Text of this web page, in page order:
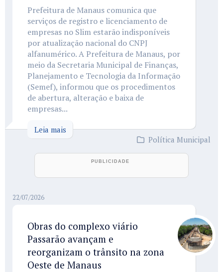
Prefeitura de Manaus comunica que
serviços de registro e licenciamento de
empresas no Slim estarão indisponíveis
por atualização nacional do CNPJ
alfanumérico. A Prefeitura de Manaus, por
meio da Secretaria Municipal de Finanças,
Planejamento e Tecnologia da Informação
(Semef), informou que os procedimentos
de abertura, alteração e baixa de
empresas...
Leia mais
Política Municipal
22/07/2026
Obras do complexo viário
Passarão avançam e
reorganizam o trânsito na zona
Oeste de Manaus